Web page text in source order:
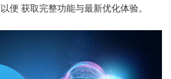
便 获取完整功能与最新优化体验。